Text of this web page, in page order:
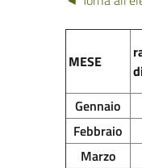
MESE
Gennaio
Febbraio
Marzo